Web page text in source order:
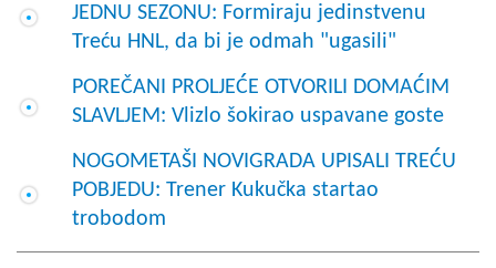
JEDNU SEZONU: Formiraju jedinstvenu
Treću HNL, da bi je odmah "ugasili"
POREČANI PROLJEĆE OTVORILI DOMAĆIM
SLAVLJEM: Vlizlo šokirao uspavane goste
NOGOMETAŠI NOVIGRADA UPISALI TREĆU
POBJEDU: Trener Kukučka startao
trobodom